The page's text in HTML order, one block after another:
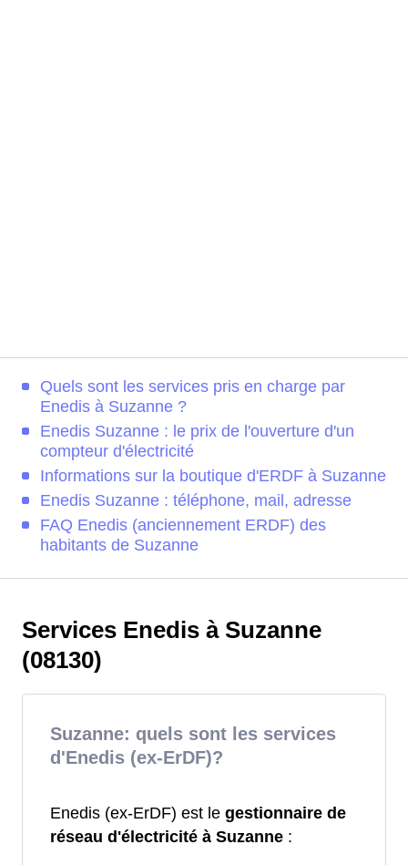
Quels sont les services pris en charge par
Enedis à Suzanne ?
Enedis Suzanne : le prix de l'ouverture d'un
compteur d'électricité
Informations sur la boutique d'ERDF à Suzanne
Enedis Suzanne : téléphone, mail, adresse
FAQ Enedis (anciennement ERDF) des
habitants de Suzanne
Services Enedis à Suzanne
(08130)
Suzanne: quels sont les services
d'Enedis (ex-ErDF)?
Enedis (ex-ErDF) est le gestionnaire de
réseau d'électricité à Suzanne :